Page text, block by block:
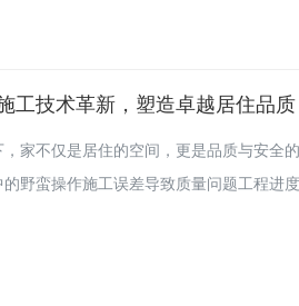
工技术革新，塑造卓越居住品质
家不仅是居住的空间，更是品质与安全
野蛮操作施工误差导致质量问题工程进